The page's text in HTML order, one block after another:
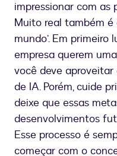
impressionar com as
Muito real também é
mundo’. Em primeiro
empresa querem
você deve
de IA. Porém, cuide
deixe que essas
desenvolvimentos
Esse processo é
começar com o